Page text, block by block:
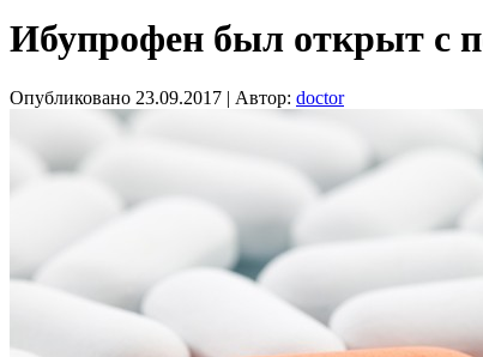
Ибупрофен был открыт с
Опубликовано 23.09.2017 | Автор: doctor